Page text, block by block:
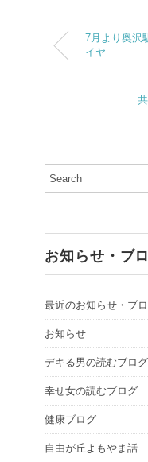
7月より奥沢
イヤ
お知らせ・ブ
最近のお知らせ・ブ
お知らせ
デキる男の読むブログ
幸せ女の読むブログ
健康ブログ
自由が丘よもやま話